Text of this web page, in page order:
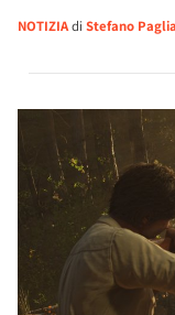
NOTIZIAdi Stefano Paglia